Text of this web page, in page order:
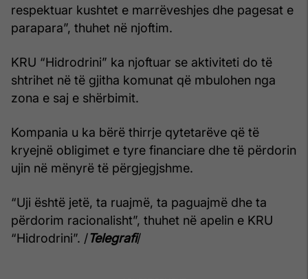
respektuar kushtet e marrëveshjes dhe pagesat e
parapara”, thuhet në njoftim.
KRU “Hidrodrini” ka njoftuar se aktiviteti do të
shtrihet në të gjitha komunat që mbulohen nga
zona e saj e shërbimit.
Kompania u ka bërë thirrje qytetarëve që të
kryejnë obligimet e tyre financiare dhe të përdorin
ujin në mënyrë të përgjegjshme.
“Uji është jetë, ta ruajmë, ta paguajmë dhe ta
përdorim racionalisht”, thuhet në apelin e KRU
“Hidrodrini”. /Telegrafi/